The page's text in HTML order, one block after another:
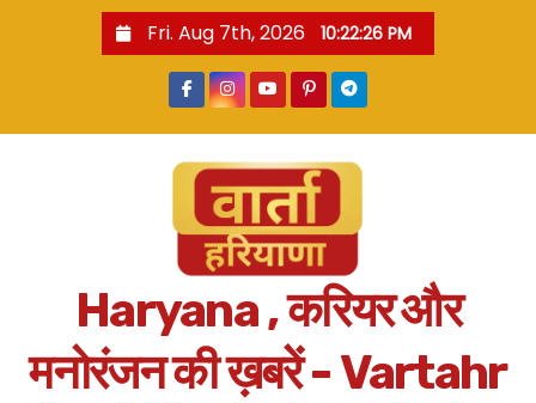
Fri. Aug 7th, 2026 10:22:27 PM
Haryana , करियर और
मनोरंजन की ख़बरें - Vartahr